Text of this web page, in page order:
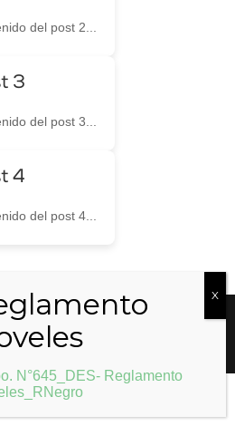
del post 2...
3
del post 3...
4
del post 4...
by Mediaciones Digitales
N°645_DES- Reglamento